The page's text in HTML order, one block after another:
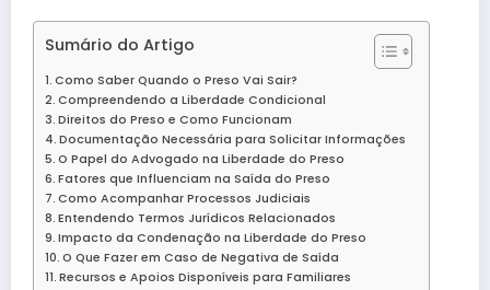
Sumário do Artigo
Como Saber Quando o Preso Vai Sair?
Compreendendo a Liberdade Condicional
Direitos do Preso e Como Funcionam
Documentação Necessária para Solicitar Informações
O Papel do Advogado na Liberdade do Preso
Fatores que Influenciam na Saída do Preso
Como Acompanhar Processos Judiciais
Entendendo Termos Jurídicos Relacionados
Impacto da Condenação na Liberdade do Preso
O Que Fazer em Caso de Negativa de Saída
Recursos e Apoios Disponíveis para Familiares